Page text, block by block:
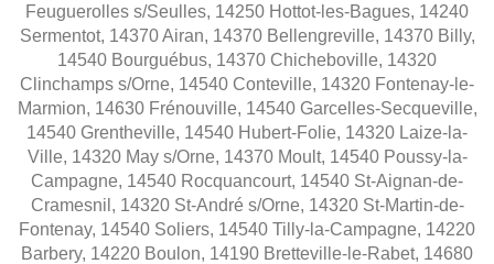
Feuguerolles s/Seulles, 14250 Hottot-les-Bagues, 14240
Sermentot, 14370 Airan, 14370 Bellengreville, 14370 Billy,
14540 Bourguébus, 14370 Chicheboville, 14320
Clinchamps s/Orne, 14540 Conteville, 14320 Fontenay-le-
Marmion, 14630 Frénouville, 14540 Garcelles-Secqueville,
14540 Grentheville, 14540 Hubert-Folie, 14320 Laize-la-
Ville, 14320 May s/Orne, 14370 Moult, 14540 Poussy-la-
Campagne, 14540 Rocquancourt, 14540 St-Aignan-de-
Cramesnil, 14320 St-André s/Orne, 14320 St-Martin-de-
Fontenay, 14540 Soliers, 14540 Tilly-la-Campagne, 14220
Barbery, 14220 Boulon, 14190 Bretteville-le-Rabet, 14680